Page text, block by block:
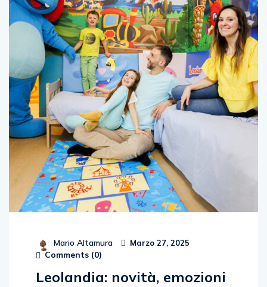
Mario Altamura Marzo 27, 2025
Comments (0)
Leolandia: novità, emozioni